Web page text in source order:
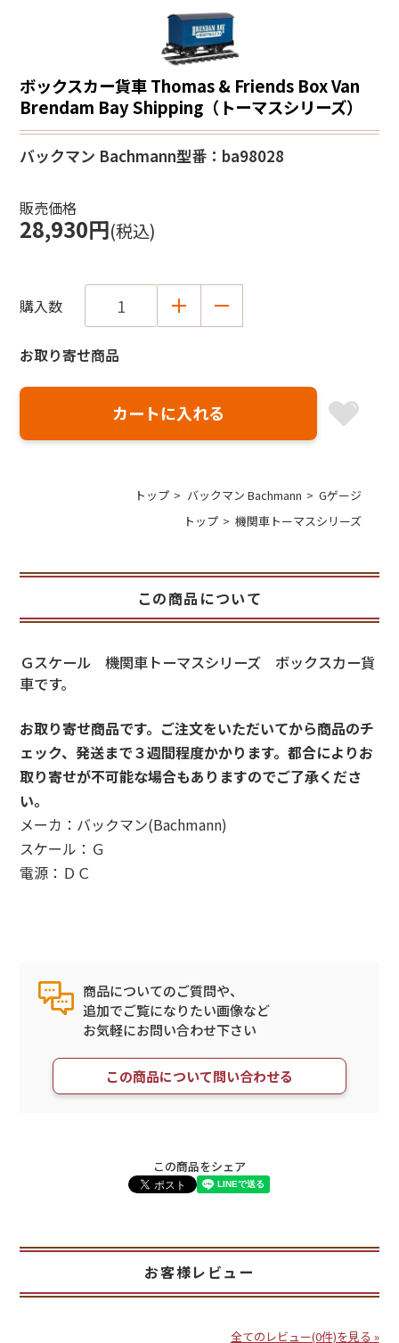
ボックスカー貨車 Thomas & Friends Box Van
Brendam Bay Shipping（トーマスシリーズ）
バックマン Bachmann型番：ba98028
販売価格
28,930円(税込)
購入数
お取り寄せ商品
トップ バックマン Bachmann
Gゲージ
トップ
機関車トーマスシリーズ
この商品について
Ｇスケール 機関車トーマスシリーズ ボックスカー貨
車です。
お取り寄せ商品です。ご注文をいただいてから商品のチ
ェック、発送まで３週間程度かかります。都合によりお
取り寄せが不可能な場合もありますのでご了承くださ
い。
メーカ：バックマン(Bachmann)
スケール：Ｇ
電源：ＤＣ
商品についてのご質問や、
追加でご覧になりたい画像など
お気軽にお問い合わせ下さい
この商品について問い合わせる
この商品をシェア
お客様レビュー
全てのレビュー(0件)を見る »